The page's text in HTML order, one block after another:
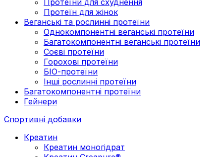
Протеїн для жінок
Веганські та рослинні протеїни
Однокомпонентні веганські протеїни
Багатокомпонентні веганські протеїни
Cоєві протеїни
Горохові протеїни
БІО-протеїни
Інші рослинні протеїни
Багатокомпонентні протеїни
Гейнери
Спортивні добавки
Креатин
Креатин моногідрат